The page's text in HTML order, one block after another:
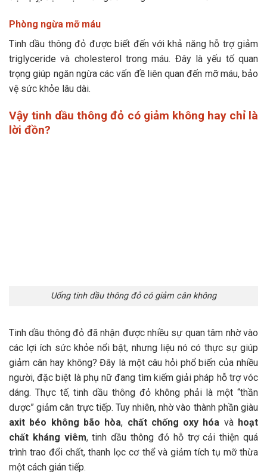
Phòng ngừa mỡ máu
Tinh dầu thông đỏ được biết đến với khả năng hỗ trợ giảm
triglyceride và cholesterol trong máu. Đây là yếu tố quan
trọng giúp ngăn ngừa các vấn đề liên quan đến mỡ máu, bảo
vệ sức khỏe lâu dài.
Vậy tinh dầu thông đỏ có giảm không hay chỉ là
lời đồn?
Uống tinh dầu thông đỏ có giảm cân không
Tinh dầu thông đỏ đã nhận được nhiều sự quan tâm nhờ vào
các lợi ích sức khỏe nổi bật, nhưng liệu nó có thực sự giúp
giảm cân hay không? Đây là một câu hỏi phổ biến của nhiều
người, đặc biệt là phụ nữ đang tìm kiếm giải pháp hỗ trợ vóc
dáng. Thực tế, tinh dầu thông đỏ không phải là một “thần
dược” giảm cân trực tiếp. Tuy nhiên, nhờ vào thành phần giàu
axit béo không bão hòa, chất chống oxy hóa và hoạt
chất kháng viêm, tinh dầu thông đỏ hỗ trợ cải thiện quá
trình trao đổi chất, thanh lọc cơ thể và giảm tích tụ mỡ thừa
một cách gián tiếp.